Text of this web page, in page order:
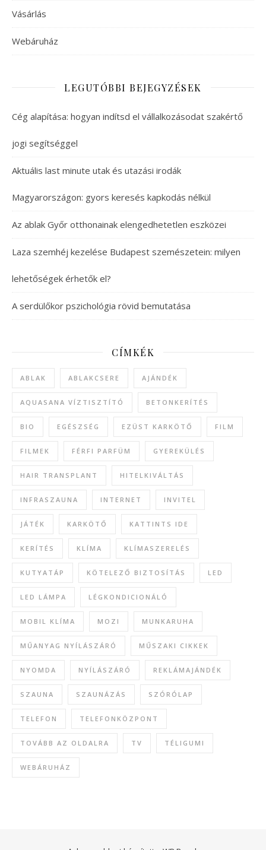
Vásárlás
Webáruház
LEGUTÓBBI BEJEGYZÉSEK
Cég alapítása: hogyan indítsd el vállalkozásodat szakértő
jogi segítséggel
Aktuális last minute utak és utazási irodák
Magyarországon: gyors keresés kapkodás nélkül
Az ablak Győr otthonainak elengedhetetlen eszközei
Laza szemhéj kezelése Budapest szemészetein: milyen
lehetőségek érhetők el?
A serdülőkor pszichológia rövid bemutatása
CÍMKÉK
ABLAK ABLAKCSERE AJÁNDÉK
AQUASANA VÍZTISZTÍTÓ BETONKERÍTÉS
BIO EGÉSZSÉG EZÜST KARKÖTŐ FILM
FILMEK FÉRFI PARFÜM GYEREKÜLÉS
HAIR TRANSPLANT HITELKIVÁLTÁS
INFRASZAUNA INTERNET INVITEL
JÁTÉK KARKÖTŐ KATTINTS IDE
KERÍTÉS KLÍMA KLÍMASZERELÉS
KUTYATÁP KÖTELEZŐ BIZTOSÍTÁS LED
LED LÁMPA LÉGKONDICIONÁLÓ
MOBIL KLÍMA MOZI MUNKARUHA
MŰANYAG NYÍLÁSZÁRÓ MŰSZAKI CIKKEK
NYOMDA NYÍLÁSZÁRÓ REKLÁMAJÁNDÉK
SZAUNA SZAUNÁZÁS SZÓRÓLAP
TELEFON TELEFONKÖZPONT
TOVÁBB AZ OLDALRA TV TÉLIGUMI
WEBÁRUHÁZ